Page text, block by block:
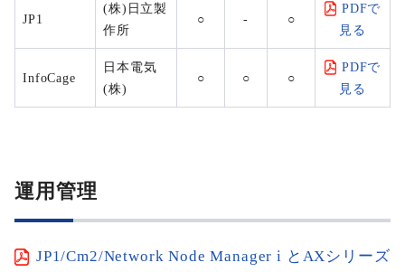
JP1
(株)日立製
作所
○ - ○
PDFで
見る
InfoCage
日本電気
(株)
○ ○ ○
PDFで
見る
運用管理
JP1/Cm2/Network Node Manager i とAXシリーズ